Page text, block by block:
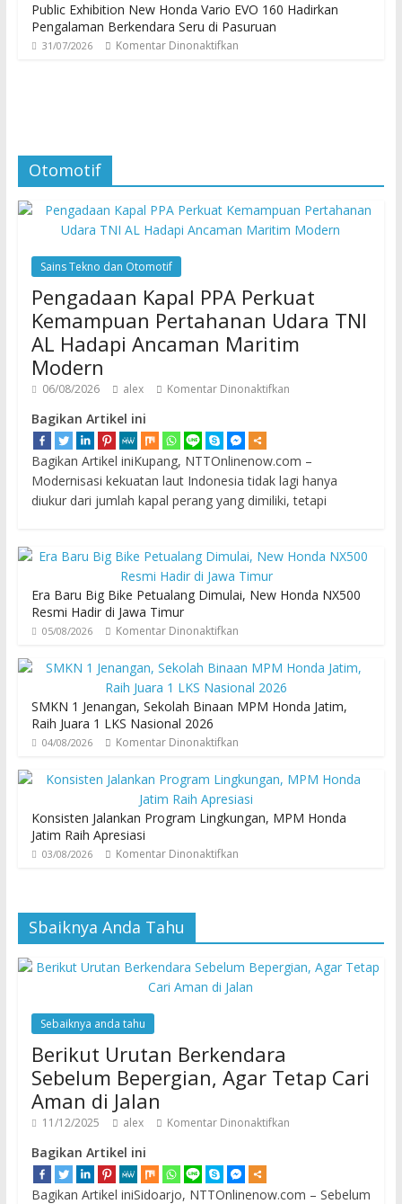
Public Exhibition New Honda Vario EVO 160 Hadirkan
Pengalaman Berkendara Seru di Pasuruan
31/07/2026 Komentar Dinonaktifkan
Otomotif
Sains Tekno dan Otomotif
Pengadaan Kapal PPA Perkuat
Kemampuan Pertahanan Udara TNI
AL Hadapi Ancaman Maritim
Modern
06/08/2026 alex Komentar Dinonaktifkan
Bagikan Artikel ini
Bagikan Artikel iniKupang, NTTOnlinenow.com –
Modernisasi kekuatan laut Indonesia tidak lagi hanya
diukur dari jumlah kapal perang yang dimiliki, tetapi
Era Baru Big Bike Petualang Dimulai, New Honda NX500
Resmi Hadir di Jawa Timur
05/08/2026 Komentar Dinonaktifkan
SMKN 1 Jenangan, Sekolah Binaan MPM Honda Jatim,
Raih Juara 1 LKS Nasional 2026
04/08/2026 Komentar Dinonaktifkan
Konsisten Jalankan Program Lingkungan, MPM Honda
Jatim Raih Apresiasi
03/08/2026 Komentar Dinonaktifkan
Sbaiknya Anda Tahu
Sebaiknya anda tahu
Berikut Urutan Berkendara
Sebelum Bepergian, Agar Tetap Cari
Aman di Jalan
11/12/2025 alex Komentar Dinonaktifkan
Bagikan Artikel ini
Bagikan Artikel iniSidoarjo, NTTOnlinenow.com – Sebelum